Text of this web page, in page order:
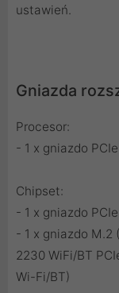
ustawień.
Gniazda
Procesor:
- 1 x gniazdo
Chipset:
- 1 x gniazdo
- 1 x gniazdo M.2
2230 WiFi/BT
Wi-Fi/BT)